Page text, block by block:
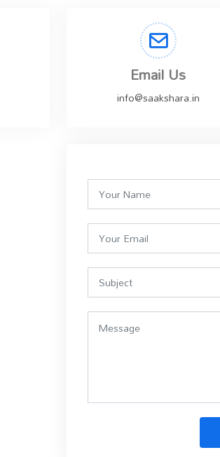
Email Us
info@saakshara.in